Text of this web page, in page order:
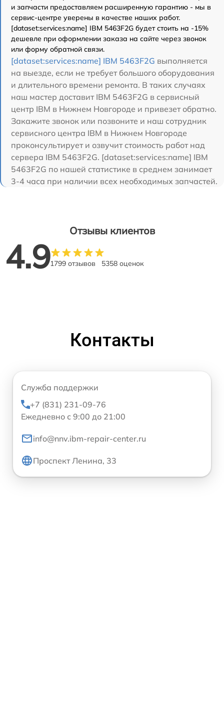
и запчасти предоставляем расширенную гарантию - мы в
сервис-центре уверены в качестве наших работ.
[dataset:services:name] IBM 5463F2G будет стоить на -15%
дешевле при оформлении заказа на сайте через звонок
или форму обратной связи.
[dataset:services:name] IBM 5463F2G выполняется
на выезде, если не требует большого оборудования
и длительного времени ремонта. В таких случаях
наш мастер доставит IBM 5463F2G в сервисный
центр IBM в Нижнем Новгороде и привезет обратно.
Закажите звонок или позвоните и наш сотрудник
сервисного центра IBM в Нижнем Новгороде
проконсультирует и озвучит стоимость работ над
сервера IBM 5463F2G. [dataset:services:name] IBM
5463F2G по нашей статистике в среднем занимает
3-4 часа при наличии всех необходимых запчастей.
Отзывы клиентов
4.91799 отзывов 5358 оценок
Контакты
Служба поддержки
+7 (831) 231-09-76
Ежедневно с 9:00 до 21:00
info@nnv.ibm-repair-center.ru
Проспект Ленина, 33